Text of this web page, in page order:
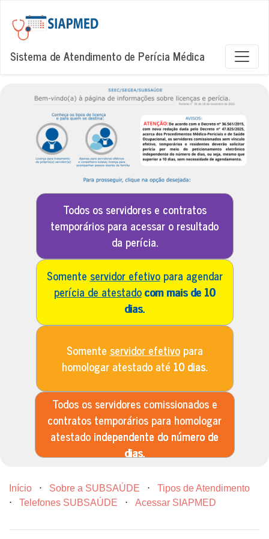
Sistema de Atendimento de Perícia Médica
Todos os servidores e contratos
temporários para acessar o resultado
da perícia.
Somente servidor efetivo
para agendar
perícia de atestadocom mais de 10
dias.
Somente servidor efetivopara
homologar atestado até 10 dias.
Todos os servidores comissionados e
contratos temporários para homologar
atestado independente do número de
dias.
Início ⋅ Sobre a SUBSAÚDE ⋅
Tipos de Atendimento
⋅
Telefones SUBSAÚDE ⋅ Acessar SIAPMED